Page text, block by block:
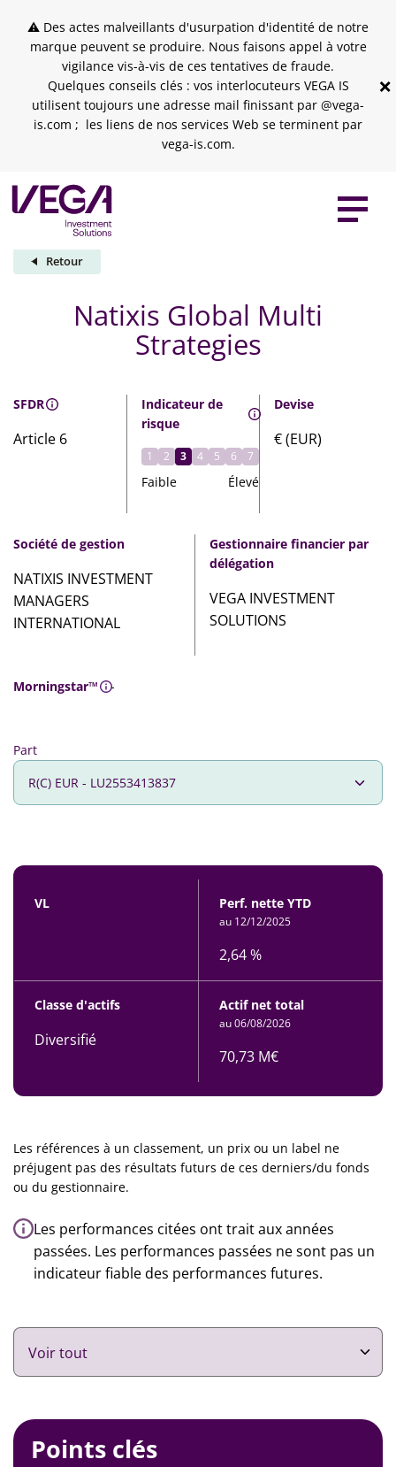
⚠ Des actes malveillants d'usurpation d'identité de notre
marque peuvent se produire. Nous faisons appel à votre
vigilance vis-à-vis de ces tentatives de fraude.
Quelques conseils clés : vos interlocuteurs VEGA IS
utilisent toujours une adresse mail finissant par @vega-
is.com ; les liens de nos services Web se terminent par
vega-is.com.
×
Retour
Natixis Global Multi
Strategies
SFDR
Article 6
Indicateur de
risque
1 2 3 4 5 6 7
Faible Élevé
Devise
€ (EUR)
Société de gestion
NATIXIS INVESTMENT
MANAGERS
INTERNATIONAL
Gestionnaire financier par
délégation
VEGA INVESTMENT
SOLUTIONS
Part
Morningstar™ -
VL Perf. nette YTD
au 12/12/2025
2,64 %
Classe d'actifs
Diversifié
Actif net total
au 06/08/2026
70,73 M€
Les références à un classement, un prix ou un label ne
préjugent pas des résultats futurs de ces derniers/du fonds
ou du gestionnaire.
Les performances citées ont trait aux années
passées. Les performances passées ne sont pas un
indicateur fiable des performances futures.
Points clés